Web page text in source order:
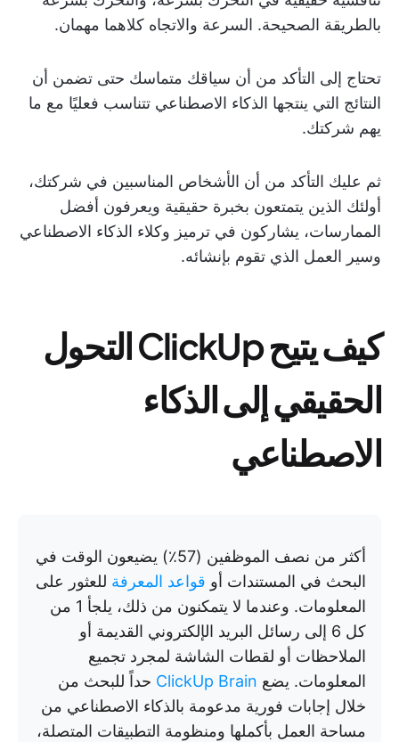
بالطريقة الصحيحة. السرعة والاتجاه كلاهما مهمان.
تحتاج إلى التأكد من أن سياقك متماسك حتى تضمن أن
النتائج التي ينتجها الذكاء الاصطناعي تتناسب فعليًا مع ما
يهم شركتك.
ثم عليك التأكد من أن الأشخاص المناسبين في شركتك،
أولئك الذين يتمتعون بخبرة حقيقية ويعرفون أفضل
الممارسات، يشاركون في ترميز وكلاء الذكاء الاصطناعي
وسير العمل الذي تقوم بإنشائه.
كيف يتيح ClickUp التحول
الحقيقي إلى الذكاء
الاصطناعي
أكثر من نصف الموظفين (57٪) يضيعون الوقت في
البحث في المستندات أو قواعد المعرفة للعثور على
المعلومات. وعندما لا يتمكنون من ذلك، يلجأ 1 من
كل 6 إلى رسائل البريد الإلكتروني القديمة أو
الملاحظات أو لقطات الشاشة لمجرد تجميع
المعلومات. يضع ClickUp Brain حداً للبحث من
خلال إجابات فورية مدعومة بالذكاء الاصطناعي من
مساحة العمل بأكملها ومنظومة التطبيقات المتصلة،